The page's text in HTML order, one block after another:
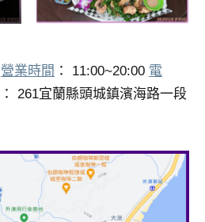
營業時間 ： 11:00~20:00 電
： 261宜蘭縣頭城鎮濱海路一段